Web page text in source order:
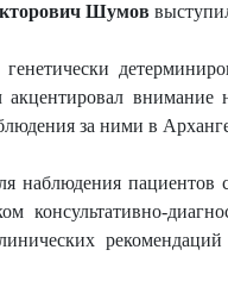
Шумов
внимание
за ними в
наблюдения пациентов
консультативно-